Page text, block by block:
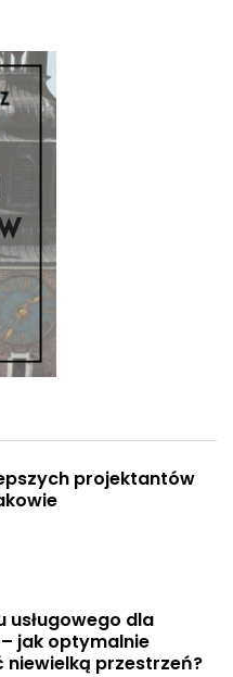
projektantów
usługowego dla
jak optymalnie
przestrzeń?